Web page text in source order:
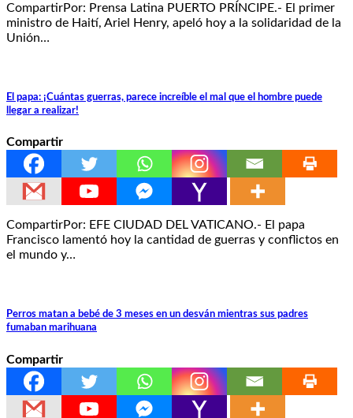
CompartirPor: Prensa Latina PUERTO PRÍNCIPE.- El primer
ministro de Haití, Ariel Henry, apeló hoy a la solidaridad de la
Unión…
El papa: ¡Cuántas guerras, parece increíble el mal que el hombre puede
llegar a realizar!
Compartir
CompartirPor: EFE CIUDAD DEL VATICANO.- El papa
Francisco lamentó hoy la cantidad de guerras y conflictos en
el mundo y…
Perros matan a bebé de 3 meses en un desván mientras sus padres
fumaban marihuana
Compartir